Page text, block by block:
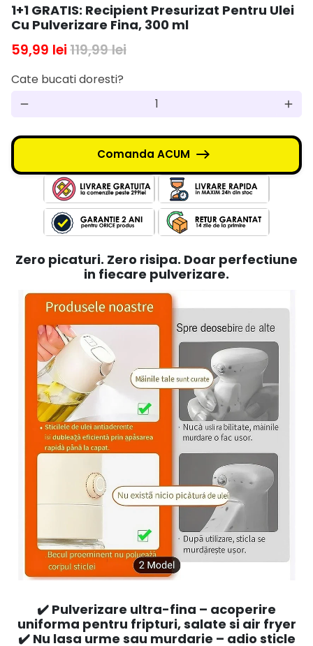
1+1 GRATIS: Recipient Presurizat Pentru Ulei
Cu Pulverizare Fina, 300 ml
59,99 lei119,99 lei
Cate bucati doresti?
remove add
Comanda ACUM
Zero picaturi. Zero risipa. Doar perfectiune
in fiecare pulverizare.
✔️ Pulverizare ultra-fina – acoperire
uniforma pentru fripturi, salate si air fryer
✔️ Nu lasa urme sau murdarie – adio sticle